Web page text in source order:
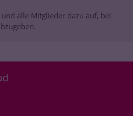
alle Mitglieder dazu auf, bei